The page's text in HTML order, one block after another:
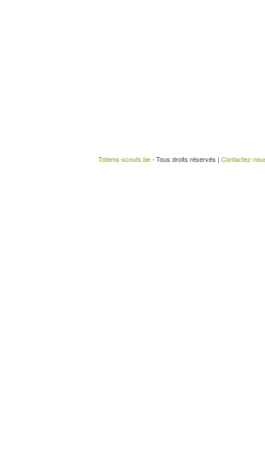
Totems-scouts.be- Tous droits réservés | Contactez-